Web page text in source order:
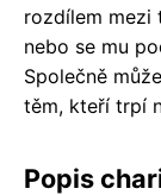
rozdílem mezi
nebo se mu
Společně
těm, kteří trpí
Popis